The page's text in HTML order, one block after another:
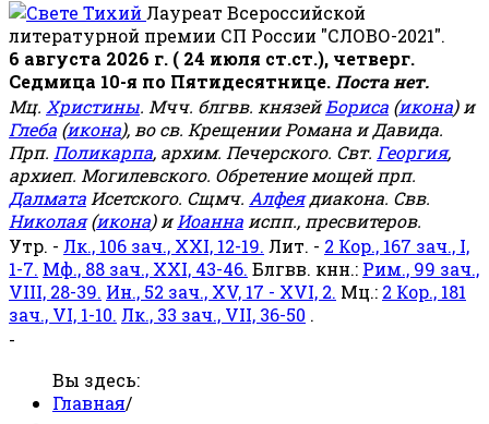
Лауреат Всероссийской
литературной премии СП России "СЛОВО-2021".
6 августа 2026 г. ( 24 июля ст.ст.), четверг.
Седмица 10-я по Пятидесятнице. Поста нет.
Мц. Христины. Мчч. блгвв. князейБориса (икона) и
Глеба (икона), во св. Крещении Романа и Давида.
Прп. Поликарпа, архим. Печерского. Свт. Георгия,
архиеп. Могилевского. Обретение мощей прп.
Далмата Исетского. Сщмч. Алфеядиакона. Свв.
Николая(икона) иИоанна испп., пресвитеров.
Утр. - Лк., 106 зач., XXI, 12-19. Лит. - 2 Кор., 167 зач., I,
1-7. Мф., 88 зач., XXI, 43-46. Блгвв. кнн.: Рим., 99 зач.,
VIII, 28-39. Ин., 52 зач., XV, 17 - XVI, 2. Мц.: 2 Кор., 181
зач., VI, 1-10. Лк., 33 зач., VII, 36-50 .
-
Вы здесь:
Главная/